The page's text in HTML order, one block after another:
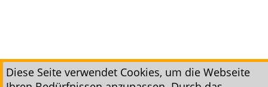
Diese Seite verwendet Cookies, um die Webseite